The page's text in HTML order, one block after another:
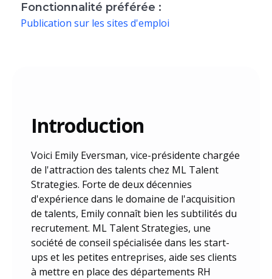
Fonctionnalité préférée :
Publication sur les sites d'emploi
Introduction
Voici Emily Eversman, vice-présidente chargée
de l'attraction des talents chez ML Talent
Strategies. Forte de deux décennies
d'expérience dans le domaine de l'acquisition
de talents, Emily connaît bien les subtilités du
recrutement. ML Talent Strategies, une
société de conseil spécialisée dans les start-
ups et les petites entreprises, aide ses clients
à mettre en place des départements RH